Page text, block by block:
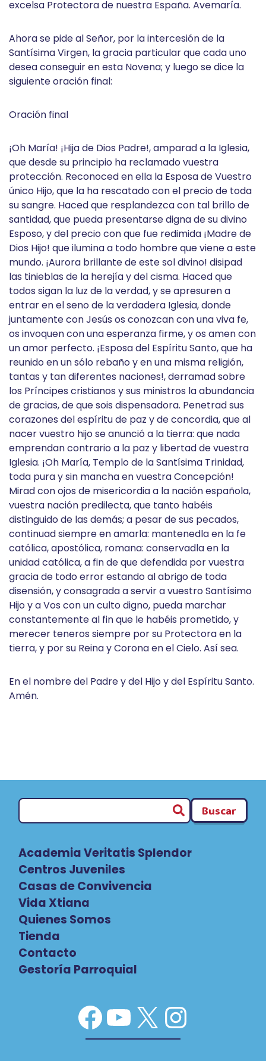
excelsa Protectora de nuestra España. Avemaría.
Ahora se pide al Señor, por la intercesión de la
Santísima Virgen, la gracia particular que cada uno
desea conseguir en esta Novena; y luego se dice la
siguiente oración final:
Oración final
¡Oh María! ¡Hija de Dios Padre!, amparad a la Iglesia,
que desde su principio ha reclamado vuestra
protección. Reconoced en ella la Esposa de Vuestro
único Hijo, que la ha rescatado con el precio de toda
su sangre. Haced que resplandezca con tal brillo de
santidad, que pueda presentarse digna de su divino
Esposo, y del precio con que fue redimida ¡Madre de
Dios Hijo! que ilumina a todo hombre que viene a este
mundo. ¡Aurora brillante de este sol divino! disipad
las tinieblas de la herejía y del cisma. Haced que
todos sigan la luz de la verdad, y se apresuren a
entrar en el seno de la verdadera Iglesia, donde
juntamente con Jesús os conozcan con una viva fe,
os invoquen con una esperanza firme, y os amen con
un amor perfecto. ¡Esposa del Espíritu Santo, que ha
reunido en un sólo rebaño y en una misma religión,
tantas y tan diferentes naciones!, derramad sobre
los Príncipes cristianos y sus ministros la abundancia
de gracias, de que sois dispensadora. Penetrad sus
corazones del espíritu de paz y de concordia, que al
nacer vuestro hijo se anunció a la tierra: que nada
emprendan contrario a la paz y libertad de vuestra
Iglesia. ¡Oh María, Templo de la Santísima Trinidad,
toda pura y sin mancha en vuestra Concepción!
Mirad con ojos de misericordia a la nación española,
vuestra nación predilecta, que tanto habéis
distinguido de las demás; a pesar de sus pecados,
continuad siempre en amarla: mantenedla en la fe
católica, apostólica, romana: conservadla en la
unidad católica, a fin de que defendida por vuestra
gracia de todo error estando al abrigo de toda
disensión, y consagrada a servir a vuestro Santísimo
Hijo y a Vos con un culto digno, pueda marchar
constantemente al fin que le habéis prometido, y
merecer teneros siempre por su Protectora en la
tierra, y por su Reina y Corona en el Cielo. Así sea.
En el nombre del Padre y del Hijo y del Espíritu Santo.
Amén.
Buscar
Academia Veritatis Splendor
Centros Juveniles
Casas de Convivencia
Vida Xtiana
Quienes Somos
Tienda
Contacto
Gestoría Parroquial
Facebook
YouTube
X